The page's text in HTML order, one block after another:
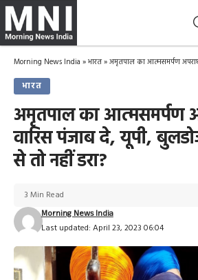
Morning News India »भारत»अमृतपाल का आत्मसमर्पण अपराध का वारिस
भारत
अमृतपाल का आत्मसमर्पण
वारिस पंजाब दे, यूपी,
से तो नहीं डरा?
Last updated: April 23, 2023 06:04
Morning News India
3 Min Read